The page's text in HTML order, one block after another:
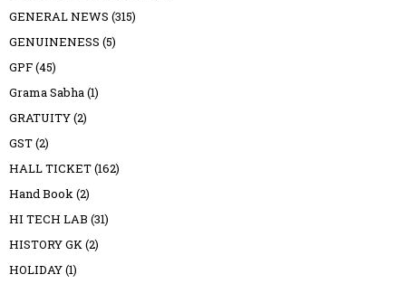
GENERAL NEWS (315)
GENUINENESS (5)
GPF(45)
Grama Sabha(1)
GRATUITY(2)
GST(2)
HALL TICKET(162)
Hand Book(2)
HI TECH LAB (31)
HISTORY GK(2)
HOLIDAY(1)